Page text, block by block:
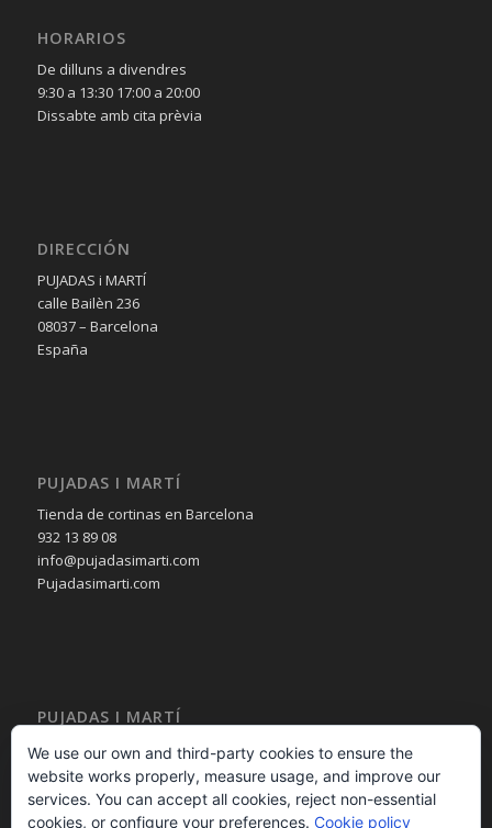
HORARIOS
De dilluns a divendres
9:30 a 13:30 17:00 a 20:00
Dissabte amb cita prèvia
DIRECCIÓN
PUJADAS i MARTÍ
calle Bailèn 236
08037 – Barcelona
España
PUJADAS I MARTÍ
Tienda de cortinas en Barcelona
932 13 89 08
info@pujadasimarti.com
Pujadasimarti.com
PUJADAS I MARTÍ
Cortinas en Barcelona
Tendencia en cortinas
Asesoramiento en cortinas
Decoración en cortinas
We use our own and third-party cookies to ensure the
website works properly, measure usage, and improve our
services. You can accept all cookies, reject non-essential
cookies, or configure your preferences. Cookie policy